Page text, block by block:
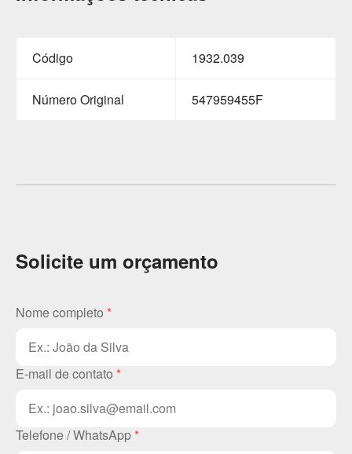
Código 1932.039
Número Original 547959455F
Solicite um orçamento
Nome completo *
E-mail de contato *
Telefone / WhatsApp *